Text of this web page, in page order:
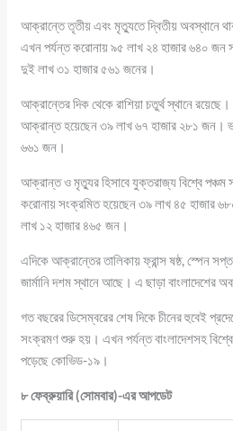
আক্রান্তে তৃতীয় এবং মৃত্যুতে দ্বিতীয় অবস্থানে
এখন পর্যন্ত করোনায় ৯৫ লাখ ২৪ হাজার ৬৪০ জন
দুই লাখ ৩১ হাজার ৫৬১ জনের।
আক্রান্তের দিক থেকে রাশিয়া চতুর্থ স্থানে
আক্রান্ত হয়েছেন ৩৯ লাখ ৬৭ হাজার ২৮১ জন।
৬৬১ জন।
আক্রান্ত ও মৃত্যুর হিসাবে যুক্তরাজ্য বিশ্বে পঞ্চম
করোনায় সংক্রমিত হয়েছেন ৩৯ লাখ ৪৫ হাজার
লাখ ১২ হাজার ৪৬৫ জন।
এদিকে আক্রান্তের তালিকায় ফ্রান্স ষষ্ঠ, স্পেন
জার্মানি দশম স্থানে আছে। এ ছাড়া বাংলাদেশের
গত বছরের ডিসেম্বরের শেষ দিকে চীনের হুবেই
সংক্রমণ শুরু হয়। এখন পর্যন্ত বাংলাদেশসহ
পড়েছে কোভিড-১৯।
৮ ফেব্রুয়ারি (সোমবার)-এর আপডেট